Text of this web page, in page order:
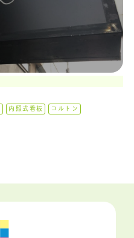
内照式看板 コルトン